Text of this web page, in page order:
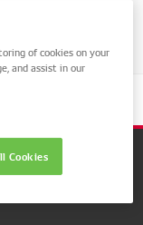
of cookies on your
and assist in our
Cookies